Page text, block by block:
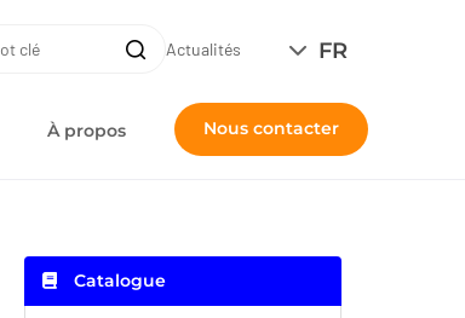
FR
Recherche
Actualités
À propos Nous contacter
Catalogue